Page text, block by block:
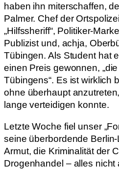
haben ihn miterschaffen,
Palmer. Chef der
„Hilfssheriff“, Politiker-
Publizist und, achja,
Tübingen. Als Student hat
einen Preis gewonnen,
Tübingens“. Es ist wirklich
ohne überhaupt
lange verteidigen konnte.
Letzte Woche fiel unser
seine überbordende
Armut, die Kriminalität der
Drogenhandel – alles